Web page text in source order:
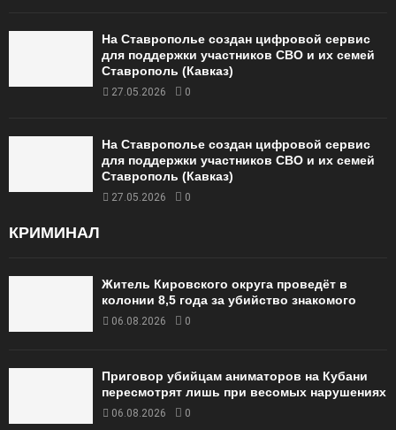
На Ставрополье создан цифровой сервис
для поддержки участников СВО и их семей
Ставрополь (Кавказ)
27.05.2026 0
На Ставрополье создан цифровой сервис
для поддержки участников СВО и их семей
Ставрополь (Кавказ)
27.05.2026 0
КРИМИНАЛ
Житель Кировского округа проведёт в
колонии 8,5 года за убийство знакомого
06.08.2026 0
Приговор убийцам аниматоров на Кубани
пересмотрят лишь при весомых нарушениях
06.08.2026 0